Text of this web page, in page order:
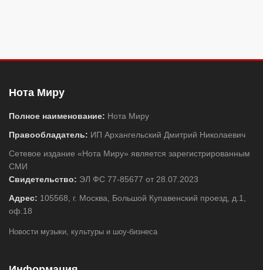
Нота Миру
Полное наименование: Нота Миру
Правообладатель: ИП Архангельский Дмитрий Николаевич
Сетевое издание «Нота Миру» является зарегистрированным
СМИ
Свидетельство: ЭЛ ФС 77-85677 от 28.07.2023
Адрес: 105568, г. Москва, Большой Купавенский проезд, д.1,
оф.18
Новости музыки, культуры и шоу-бизнеса